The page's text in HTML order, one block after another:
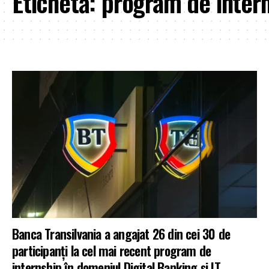
Banca Transilvania a angajat 26 din cei 30 de
participanţi la cel mai recent program de